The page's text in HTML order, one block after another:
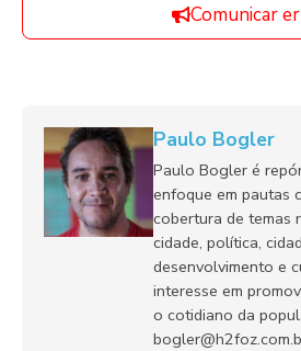
Comunicar
Paulo Bogler
Paulo Bogler é
enfoque em pautas
cobertura de temas
cidade, política,
desenvolvimento e
interesse em
o cotidiano da